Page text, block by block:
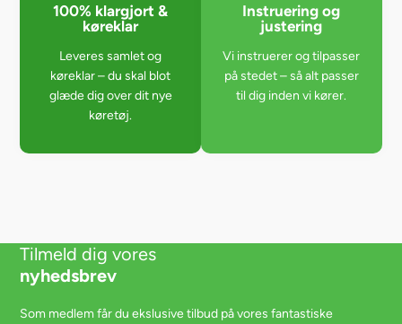
100% klargjort &
køreklar
Leveres samlet og
køreklar – du skal blot
glæde dig over dit nye
køretøj.
Instruering og
justering
Vi instruerer og tilpasser
på stedet – så alt passer
til dig inden vi kører.
Tilmeld dig vores
nyhedsbrev
Som medlem får du ekslusive tilbud på vores fantastiske